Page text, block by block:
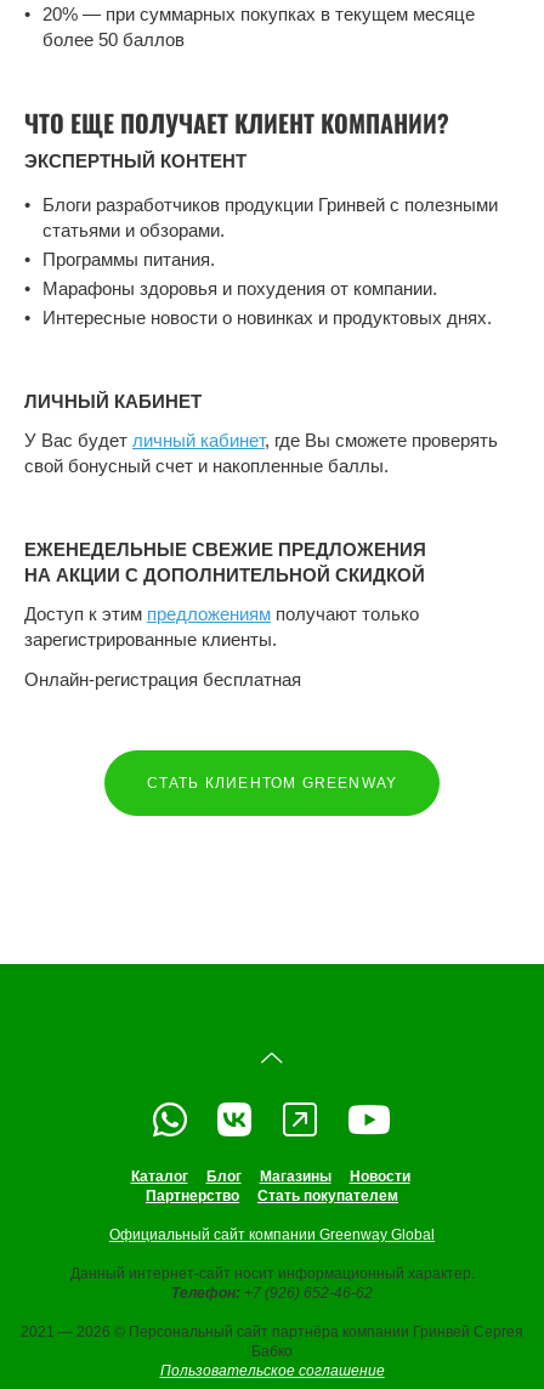
20% — при суммарных покупках в текущем месяце
более 50 баллов
ЧТО ЕЩЕ ПОЛУЧАЕТ КЛИЕНТ КОМПАНИИ?
ЭКСПЕРТНЫЙ КОНТЕНТ
Блоги разработчиков продукции Гринвей с полезными
статьями и обзорами.
Программы питания.
Марафоны здоровья и похудения от компании.
Интересные новости о новинках и продуктовых днях.
ЛИЧНЫЙ КАБИНЕТ
У Вас будет личный кабинет, где Вы сможете проверять
свой бонусный счет и накопленные баллы.
ЕЖЕНЕДЕЛЬНЫЕ СВЕЖИЕ ПРЕДЛОЖЕНИЯ
НА АКЦИИ С ДОПОЛНИТЕЛЬНОЙ СКИДКОЙ
Доступ к этим предложениям получают только
зарегистрированные клиенты.
Онлайн-регистрация бесплатная
СТАТЬ КЛИЕНТОМ GREENWAY
Каталог Блог Магазины
Новости
Партнерство
Стать покупателем
Официальный сайт компании Greenway Global
Данный интернет-сайт носит информационный характер.
Телефон: +7 (926) 652-46-62
2021 — 2026 © Персональный сайт партнёра компании Гринвей Сергея
Бабко
Пользовательское соглашение